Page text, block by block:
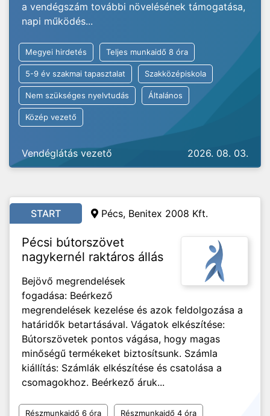
a vendégszám további növelésének támogatása,
napi működés...
Megyei hirdetés Teljes munkaidő 8 óra
5-9 év szakmai tapasztalat Szakközépiskola
Nem szükséges nyelvtudás Általános
Közép vezető
Vendéglátás vezető 2026. 08. 03.
START Pécs, Benitex 2008 Kft.
Pécsi bútorszövet
nagykernél raktáros állás
Bejövő megrendelések
fogadása: Beérkező
megrendelések kezelése és azok feldolgozása a
határidők betartásával. Vágatok elkészítése:
Bútorszövetek pontos vágása, hogy magas
minőségű termékeket biztosítsunk. Számla
kiállítás: Számlák elkészítése és csatolása a
csomagokhoz. Beérkező áruk...
Részmunkaidő 6 óra Részmunkaidő 4 óra